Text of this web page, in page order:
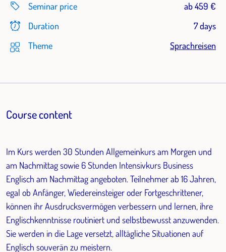
Seminar price
ab 459 €
Duration
7 days
Theme
Sprachreisen
Course content
Im Kurs werden 30 Stunden Allgemeinkurs am Morgen und
am Nachmittag sowie 6 Stunden Intensivkurs Business
Englisch am Nachmittag angeboten. Teilnehmer ab 16 Jahren,
egal ob Anfänger, Wiedereinsteiger oder Fortgeschrittener,
können ihr Ausdrucksvermögen verbessern und lernen, ihre
Englischkenntnisse routiniert und selbstbewusst anzuwenden.
Sie werden in die Lage versetzt, alltägliche Situationen auf
Englisch souverän zu meistern.